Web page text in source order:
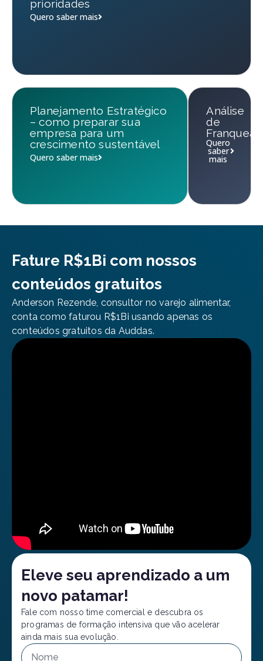
prioridades
Quero saber mais
Planejamento Estratégico
– como preparar sua
empresa para um
crescimento sustentável
Quero saber mais
Análise
de
Quero
saber
mais
Fature R$1Bi com nossos
conteúdos gratuitos
Anderson Rezende, consultor no varejo alimentar,
conta como faturou R$1Bi usando apenas os
conteúdos gratuitos da Auddas.
Eleve seu aprendizado a um
novo patamar!
Fale com nosso time comercial e descubra os
programas de formação intensiva que vão acelerar
ainda mais sua evolução.